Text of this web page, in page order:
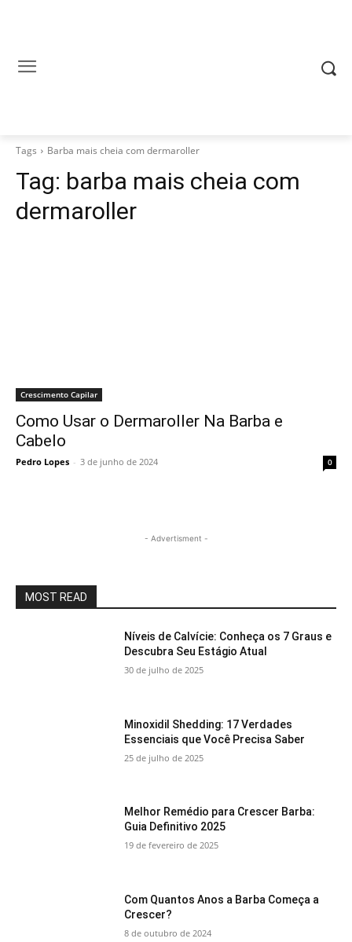
Tags Barba mais cheia com dermaroller
Tag: barba mais cheia com
dermaroller
Crescimento Capilar
Como Usar o Dermaroller Na Barba e
Cabelo
Pedro Lopes - 3 de junho de 2024 0
- Advertisment -
MOST READ
Níveis de Calvície: Conheça os 7 Graus e
Descubra Seu Estágio Atual
30 de julho de 2025
Minoxidil Shedding: 17 Verdades
Essenciais que Você Precisa Saber
25 de julho de 2025
Melhor Remédio para Crescer Barba:
Guia Definitivo 2025
19 de fevereiro de 2025
Com Quantos Anos a Barba Começa a
Crescer?
8 de outubro de 2024